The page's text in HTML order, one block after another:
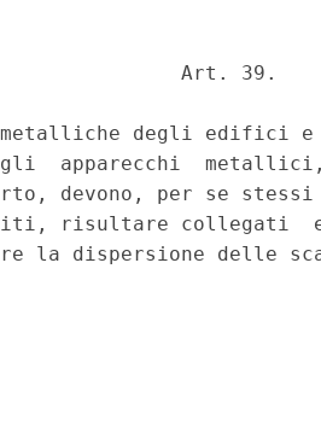
Art. 39.
degli edifici
apparecchi
devono, per se stessi
risultare collegati